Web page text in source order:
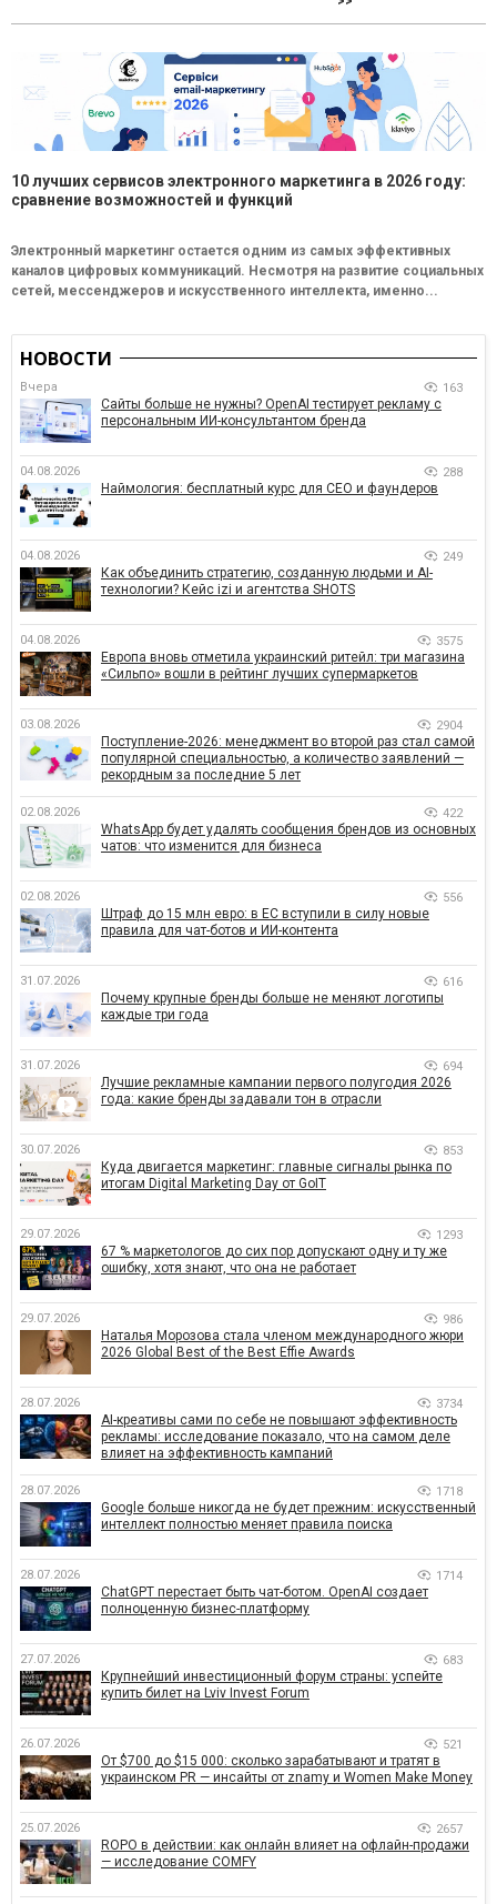
10 лучших сервисов электронного маркетинга в 2026 году:
сравнение возможностей и функций
Электронный маркетинг остается одним из самых эффективных
каналов цифровых коммуникаций. Несмотря на развитие социальных
сетей, мессенджеров и искусственного интеллекта, именно...
НОВОСТИ
Вчера 163
Сайты больше не нужны? OpenAI тестирует рекламу с
персональным ИИ-консультантом бренда
04.08.2026 288
Наймология: бесплатный курс для CEO и фаундеров
04.08.2026 249
Как объединить стратегию, созданную людьми и AI-
технологии? Кейс izi и агентства SHOTS
04.08.2026 3575
Европа вновь отметила украинский ритейл: три магазина
«Сильпо» вошли в рейтинг лучших супермаркетов
03.08.2026 2904
Поступление-2026: менеджмент во второй раз стал самой
популярной специальностью, а количество заявлений —
рекордным за последние 5 лет
02.08.2026 422
WhatsApp будет удалять сообщения брендов из основных
чатов: что изменится для бизнеса
02.08.2026 556
Штраф до 15 млн евро: в ЕС вступили в силу новые
правила для чат-ботов и ИИ-контента
31.07.2026 616
Почему крупные бренды больше не меняют логотипы
каждые три года
31.07.2026 694
Лучшие рекламные кампании первого полугодия 2026
года: какие бренды задавали тон в отрасли
30.07.2026 853
Куда двигается маркетинг: главные сигналы рынка по
итогам Digital Marketing Day от GoIT
29.07.2026 1293
67 % маркетологов до сих пор допускают одну и ту же
ошибку, хотя знают, что она не работает
29.07.2026 986
Наталья Морозова стала членом международного жюри
2026 Global Best of the Best Effie Awards
28.07.2026 3734
AI-креативы сами по себе не повышают эффективность
рекламы: исследование показало, что на самом деле
влияет на эффективность кампаний
28.07.2026 1718
Google больше никогда не будет прежним: искусственный
интеллект полностью меняет правила поиска
28.07.2026 1714
ChatGPT перестает быть чат-ботом. OpenAI создает
полноценную бизнес-платформу
27.07.2026 683
Крупнейший инвестиционный форум страны: успейте
купить билет на Lviv Invest Forum
26.07.2026 521
От $700 до $15 000: сколько зарабатывают и тратят в
украинском PR — инсайты от znamy и Women Make Money
25.07.2026 2657
ROPO в действии: как онлайн влияет на офлайн-продажи
— исследование COMFY